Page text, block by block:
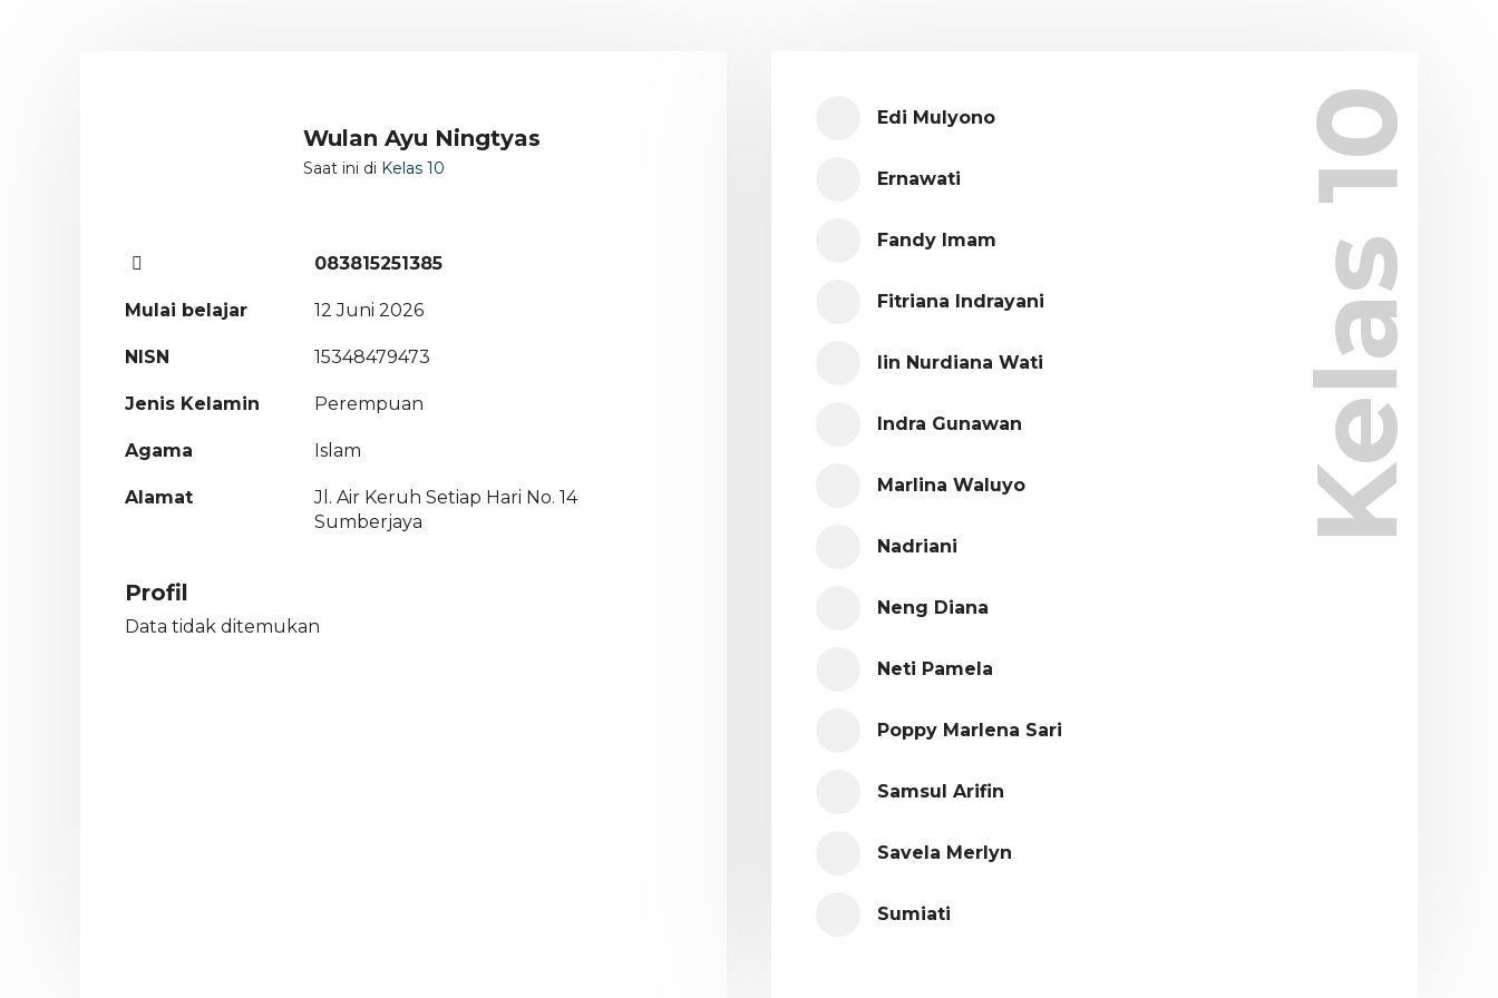
Wulan Ayu Ningtyas
Saat ini di Kelas 10
083815251385
Mulai belajar 12 Juni 2026
NISN 15348479473
Jenis Kelamin Perempuan
Agama Islam
Alamat
Jl. Air Keruh Setiap Hari No. 14
Sumberjaya
Profil
Data tidak ditemukan
Kelas 10
Edi Mulyono
Ernawati
Fandy Imam
Fitriana Indrayani
Iin Nurdiana Wati
Indra Gunawan
Marlina Waluyo
Nadriani
Neng Diana
Neti Pamela
Poppy Marlena Sari
Samsul Arifin
Savela Merlyn
Sumiati